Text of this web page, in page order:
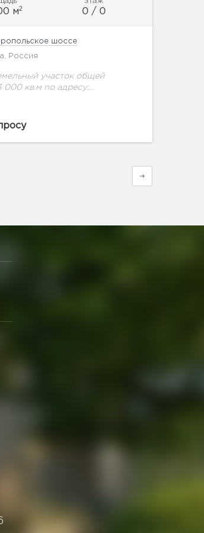
м2 0 / 0
шоссе
Россия
участок общей
кв.м по адресу:
50:27: 0020614:143
благоприятные